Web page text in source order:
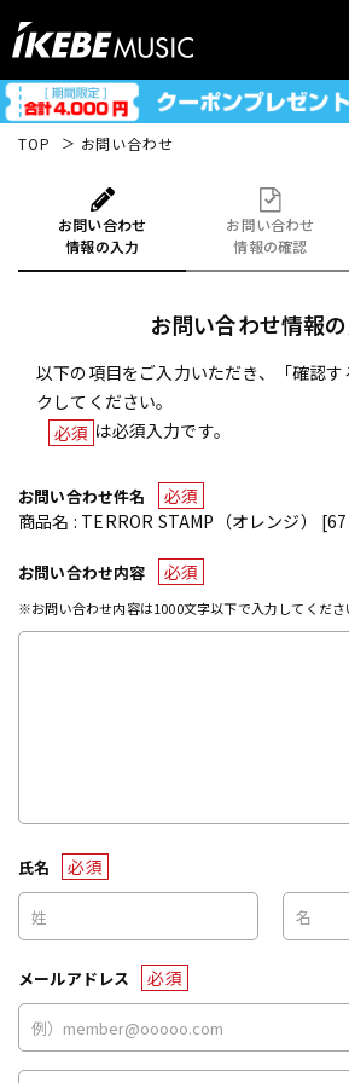
TOP お問い合わせ
お問い合わせ
情報の入力
お問い合わせ
情報の確認
お問い合わせ情報
以下の項目をご入力いただき、「確認
クしてください。
必須 は必須入力です。
お問い合わせ件名
必須
商品名 : TERROR STAMP（オレンジ）
お問い合わせ内容 必須
※お問い合わせ内容は1000文字以下で入力してくださ
氏名 必須
メールアドレス 必須